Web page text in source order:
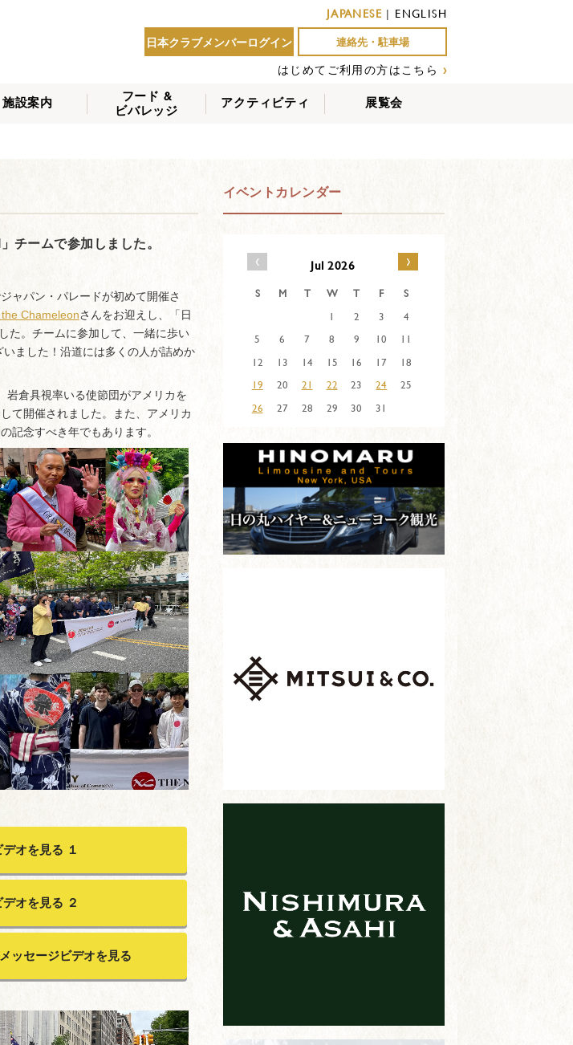
JAPANESE| ENGLISH
日本クラブメンバーログイン
連絡先・駐車場
はじめてご利用の方はこちら ›
施設案内
フード &
ビバレッジ
アクティビティ 展覧会
チームで参加しました。
ャパン・パレードが初めて開催さ
Chameleonさんをお迎えし、「日
た。チームに参加して、一緒に歩い
ました！沿道には多くの人が詰めか
岩倉具視率いる使節団がアメリカを
て開催されました。また、アメリカ
記念すべき年でもあります。
オを見る １
オを見る ２
ッセージビデオを見る
イベントカレンダー
‹ Jul 2026 ›
S M T W T F
S
1
2 3
4
5
6 7 8 9 10
11
12
13 14 15 16 17
18
19
20 21 22 23 24
25
26
27 28 29 30 31